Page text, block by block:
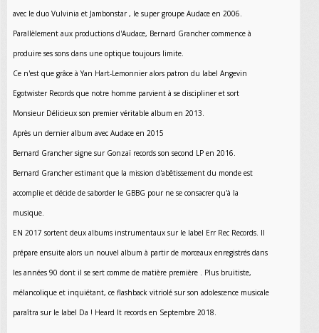
avec le duo Vulvinia et Jambonstar , le super groupe Audace en 2006.
Parallèlement aux productions d'Audace, Bernard Grancher commence à
produire ses sons dans une optique toujours limite.
Ce n'est que grâce à Yan Hart-Lemonnier alors patron du label Angevin
Egotwister Records que notre homme parvient à se discipliner et sort
Monsieur Délicieux son premier véritable album en 2013.
Après un dernier album avec Audace en 2015
Bernard Grancher signe sur Gonzaï records son second LP en 2016.
Bernard Grancher estimant que la mission d'abêtissement du monde est
accomplie et décide de saborder le GBBG pour ne se consacrer qu'à la
musique.
EN 2017 sortent deux albums instrumentaux sur le label Err Rec Records. Il
prépare ensuite alors un nouvel album à partir de morceaux enregistrés dans
les années 90 dont il se sert comme de matière première . Plus bruitiste,
mélancolique et inquiétant, ce flashback vitriolé sur son adolescence musicale
paraîtra sur le label Da ! Heard It records en Septembre 2018.